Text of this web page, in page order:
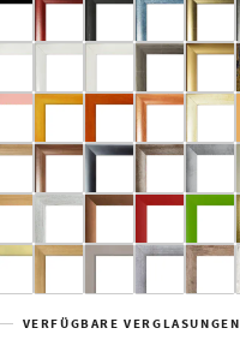
Alaska
VERFÜGBARE VERGLASUNGEN